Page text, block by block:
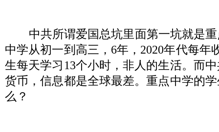
中共所谓爱国总坑里面第一坑就是
中学从初一到高三， 6年， 2020年代每年
生每天学习 13个小时，非人的生活。而
货币，信息都是全球最差。重点中学的
么？